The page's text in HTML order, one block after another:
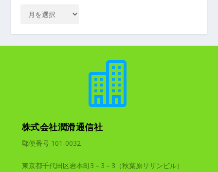

株式会社潤滑通信社
郵便番号 101-0032
東京都千代田区岩本町3－3－3（秋葉原サザンビル）